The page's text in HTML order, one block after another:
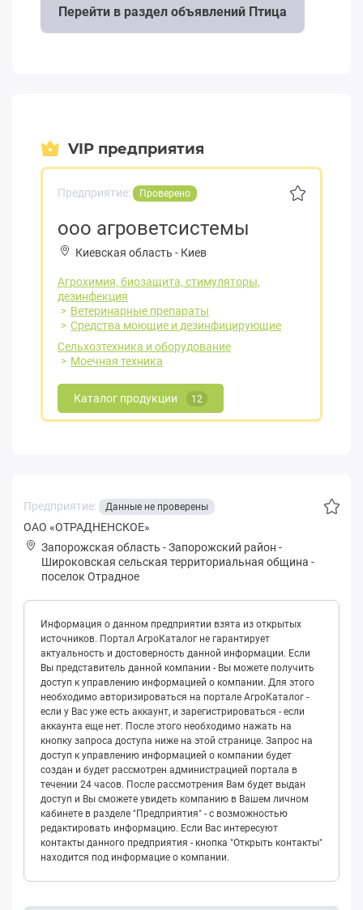
Перейти в раздел объявлений Птица
VIP предприятия
Предприятие: Проверено
ооо агроветсистемы
Киевская область - Киев
Агрохимия, биозащита, стимуляторы,
дезинфекция
Ветеринарные препараты
Средства моющие и дезинфицирующие
Сельхозтехника и оборудование
Моечная техника
Каталог продукции 12
Предприятие: Данные не проверены
ОАО «ОТРАДНЕНСКОЕ»
Запорожская область -Запорожский район -
Шиpoковская сельская территориальная община -
поселок Отрадное
Информация о данном предприятии взята из открытых
источников. Портал АгроКаталог не гарантирует
актуальность и достоверность данной информации. Если
Вы представитель данной компании - Вы можете получить
доступ к управлению информацией о компании. Для этого
необходимо авторизироваться на портале АгроКаталог -
если у Вас уже есть аккаунт, и зарегистрироваться - если
аккаунта еще нет. После этого необходимо нажать на
кнопку запроса доступа ниже на этой странице. Запрос на
доступ к управлению информацией о компании будет
создан и будет рассмотрен администрацией портала в
течении 24 часов. После рассмотрения Вам будет выдан
доступ и Вы сможете увидеть компанию в Вашем личном
кабинете в разделе "Предприятия" - с возможностью
редактировать информацию. Если Вас интересуют
контакты данного предприятия - кнопка "Открыть контакты"
находится под информацие о компании.